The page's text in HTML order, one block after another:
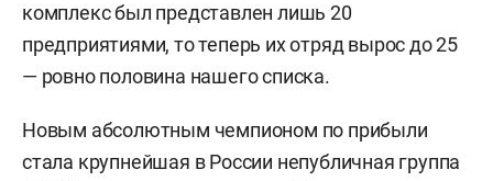
комплекс был представлен лишь 20
предприятиями, то теперь их отряд вырос до 25
— ровно половина нашего списка.
Новым абсолютным чемпионом по прибыли
стала крупнейшая в России непубличная группа